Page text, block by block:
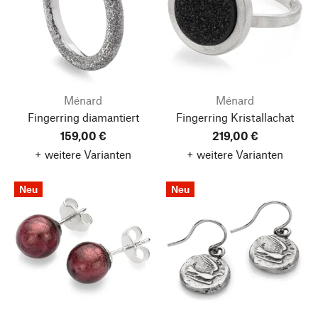
Ménard
Fingerring diamantiert
159,00 €
+ weitere Varianten
Ménard
Fingerring Kristallachat
219,00 €
+ weitere Varianten
Neu Neu